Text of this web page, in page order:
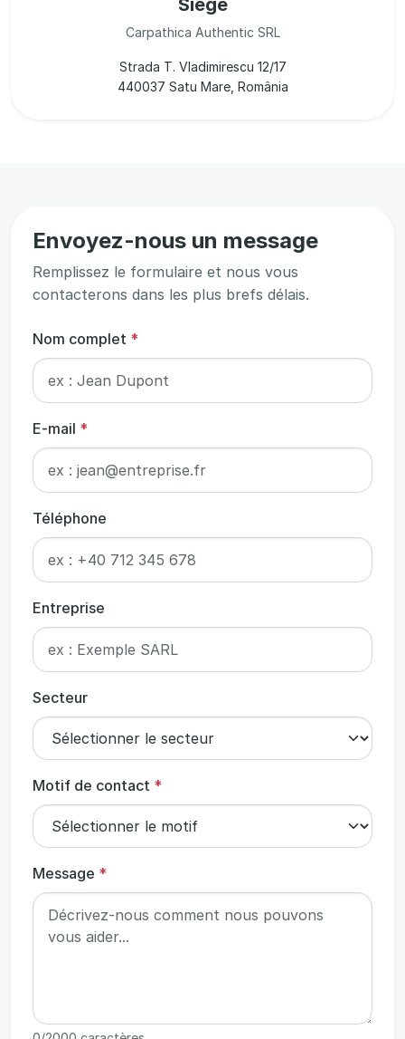
Siège
Carpathica Authentic SRL
Strada T. Vladimirescu 12/17
440037 Satu Mare, România
Envoyez-nous un message
Remplissez le formulaire et nous vous
contacterons dans les plus brefs délais.
Nom complet *
E-mail *
Téléphone
Entreprise
Secteur
Motif de contact *
Message *